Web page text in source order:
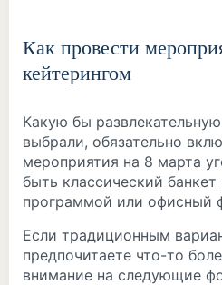
Как провести
кейтерингом
Какую бы
выбрали, обязательно
мероприятия на 8 марта
быть классический
программой или офисный
Если традиционным
предпочитаете что-то
внимание на следующие